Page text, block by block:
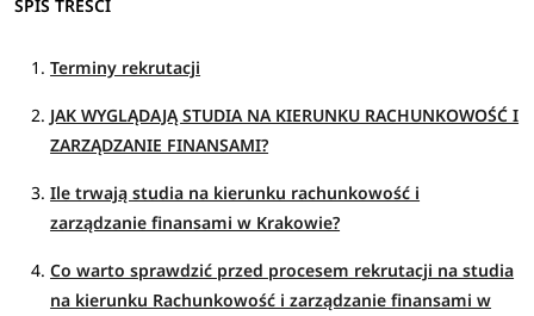
SPIS TREŚCI
Terminy rekrutacji
JAK WYGLĄDAJĄ STUDIA NA KIERUNKU RACHUNKOWOŚĆ I
ZARZĄDZANIE FINANSAMI?
Ile trwają studia na kierunku rachunkowość i
zarządzanie finansami w Krakowie?
Co warto sprawdzić przed procesem rekrutacji na studia
na kierunku Rachunkowość i zarządzanie finansami w